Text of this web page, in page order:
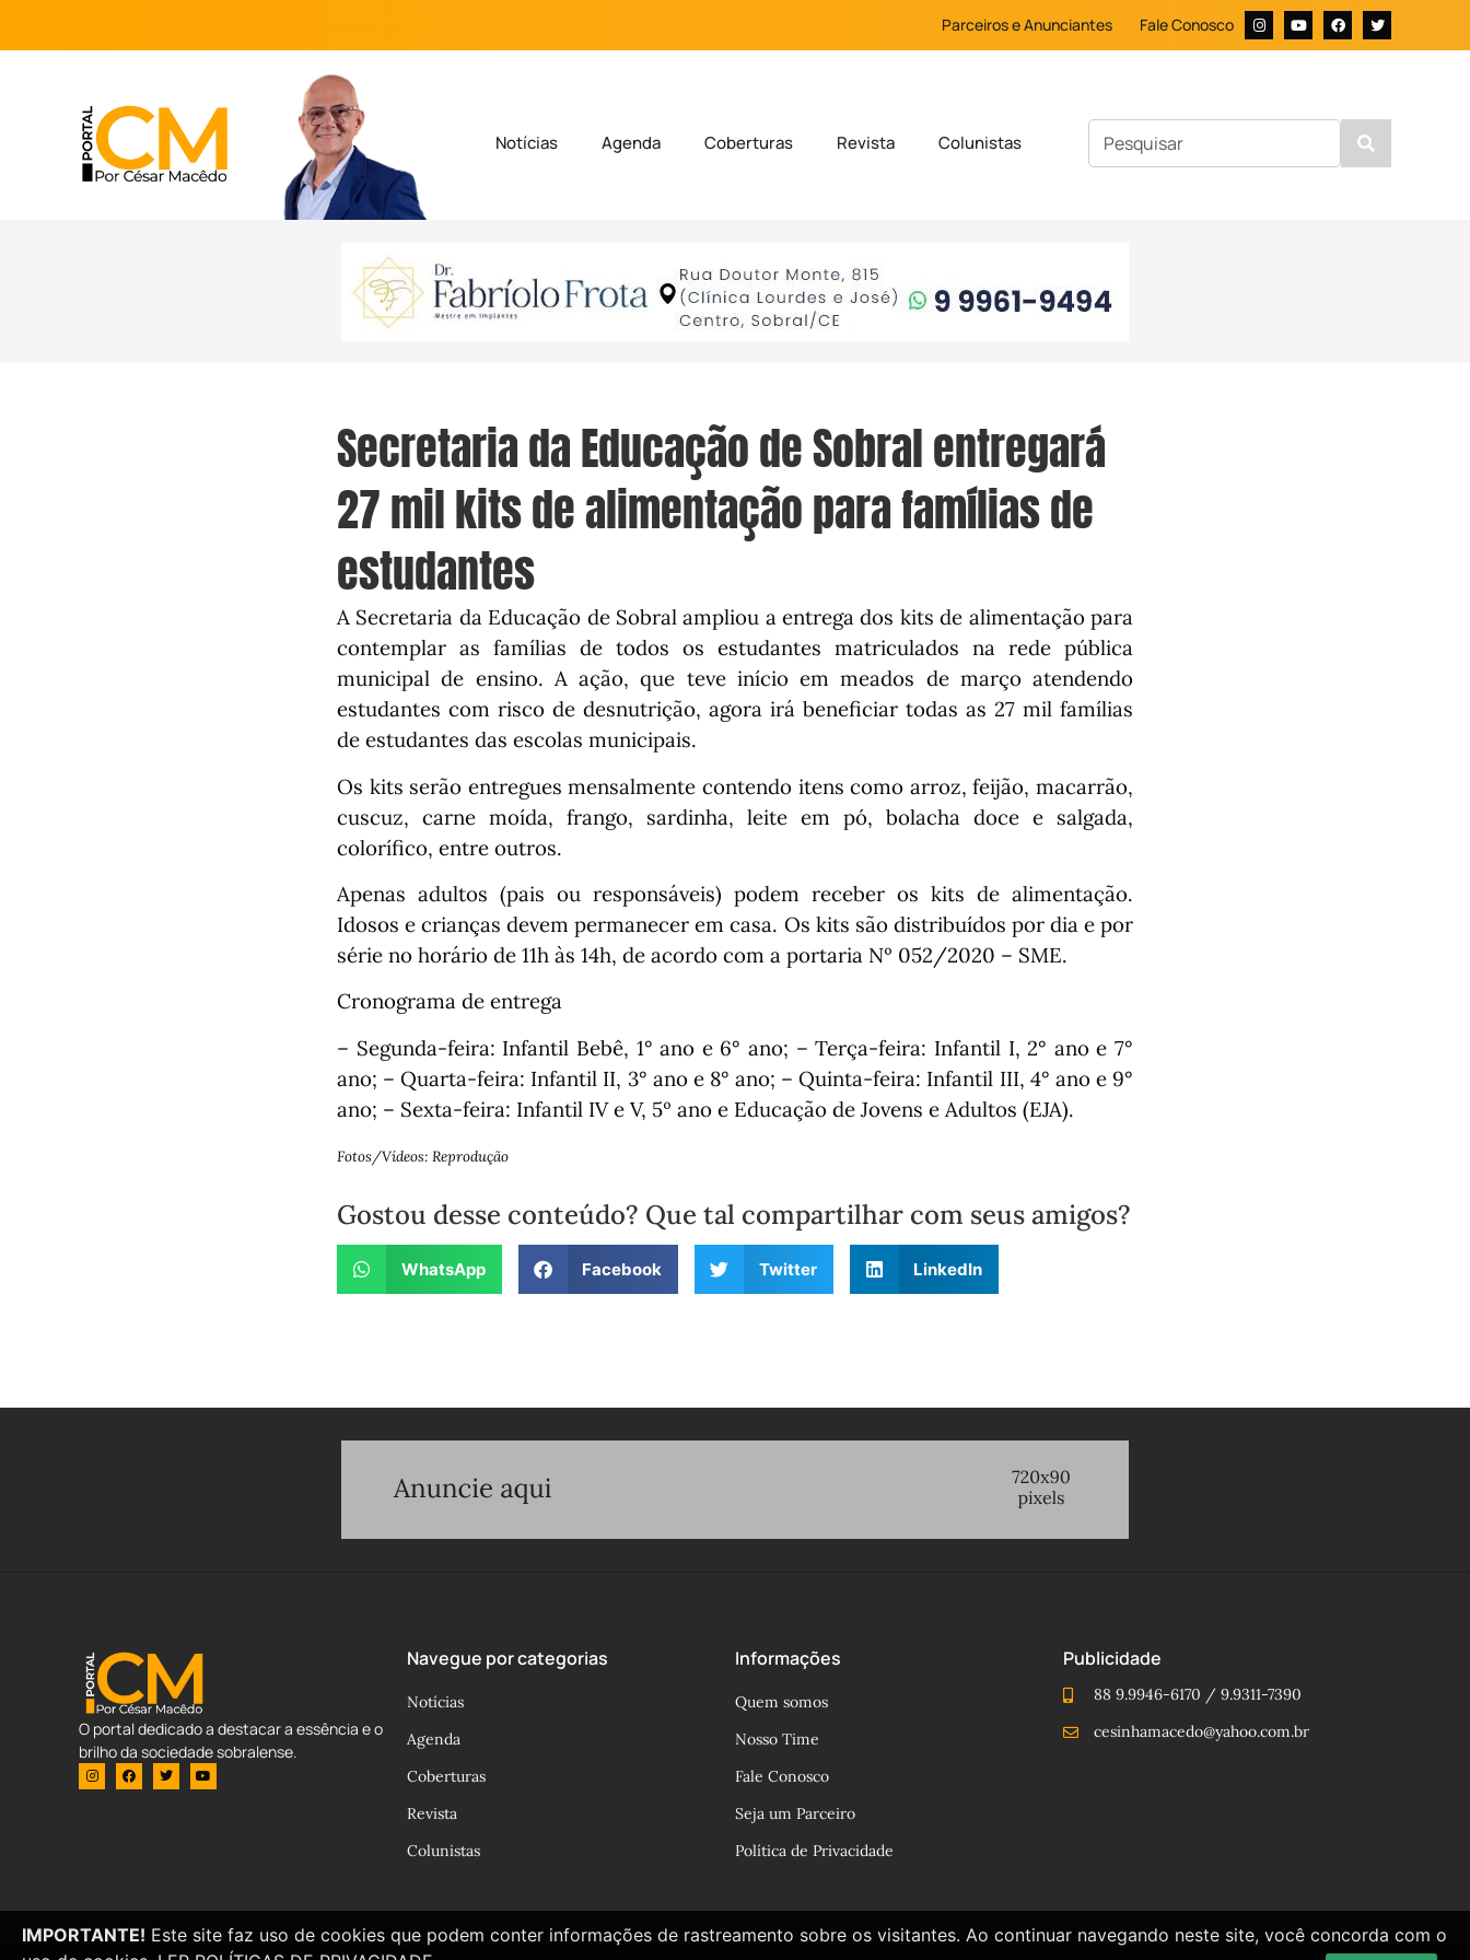
Parceiros e Anunciantes Fale Conosco
Notícias Agenda Coberturas Revista Colunistas
Secretaria da Educação de Sobral entregará
27 mil kits de alimentação para famílias de
estudantes
A Secretaria da Educação de Sobral ampliou a entrega dos kits de alimentação para
contemplar as famílias de todos os estudantes matriculados na rede pública
municipal de ensino. A ação, que teve início em meados de março atendendo
estudantes com risco de desnutrição, agora irá beneficiar todas as 27 mil famílias
de estudantes das escolas municipais.
Os kits serão entregues mensalmente contendo itens como arroz, feijão, macarrão,
cuscuz, carne moída, frango, sardinha, leite em pó, bolacha doce e salgada,
colorífico, entre outros.
Apenas adultos (pais ou responsáveis) podem receber os kits de alimentação.
Idosos e crianças devem permanecer em casa. Os kits são distribuídos por dia e por
série no horário de 11h às 14h, de acordo com a portaria Nº 052/2020 – SME.
Cronograma de entrega
– Segunda-feira: Infantil Bebê, 1° ano e 6° ano; – Terça-feira: Infantil I, 2° ano e 7°
ano; – Quarta-feira: Infantil II, 3° ano e 8° ano; – Quinta-feira: Infantil III, 4° ano e 9°
ano; – Sexta-feira: Infantil IV e V, 5º ano e Educação de Jovens e Adultos (EJA).
Fotos/Vídeos: Reprodução
Gostou desse conteúdo? Que tal compartilhar com seus amigos?
WhatsApp Facebook Twitter LinkedIn
O portal dedicado a destacar a essência e o
brilho da sociedade sobralense.
Navegue por categorias
Notícias
Agenda
Coberturas
Revista
Colunistas
Informações
Quem somos
Nosso Time
Fale Conosco
Seja um Parceiro
Política de Privacidade
Publicidade
88 9.9946-6170 / 9.9311-7390
cesinhamacedo@yahoo.com.br
IMPORTANTE! Este site faz uso de cookies que podem conter informações de rastreamento sobre os visitantes. Ao continuar navegando neste site, você concorda com o